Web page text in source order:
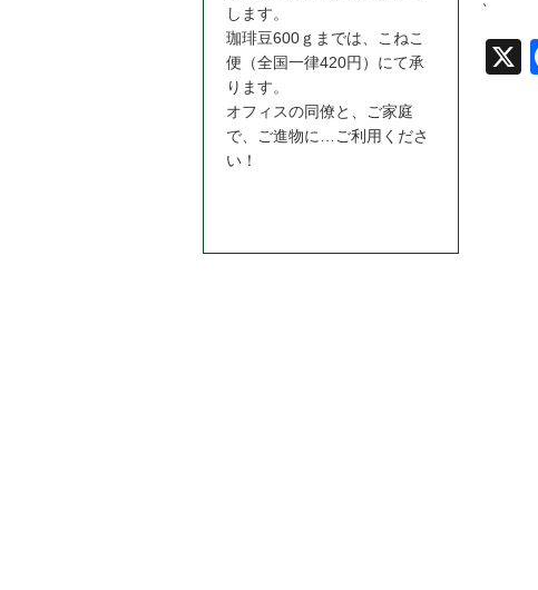
します。
珈琲豆600ｇまでは、こねこ
便（全国一律420円）にて承
ります。
オフィスの同僚と、ご家庭
で、ご進物に…ご利用くださ
い！